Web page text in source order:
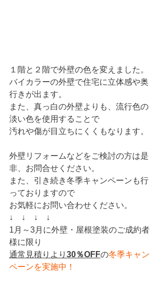
１階と２階で外壁の色を変えました。
バイカラーの外壁で住宅に立体感や奥
行きが出ます。
また、真っ白の外壁よりも、流行色の
淡い色を使用することで
汚れや傷が目立ちにくくもなります。
外壁リフォームなどをご検討の方は是
非、お問合せください。
また、引き続き冬季キャンペーンも行
っておりますので
お気軽にお問い合わせください。
↓　↓　↓　↓
1月～3月に外壁・屋根塗装のご成約者
様に限り
通常見積りより 30％OFFの冬季キャン
ペーンを実施中！